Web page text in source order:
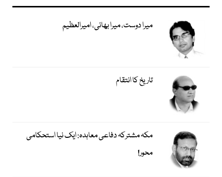
میرا دوست، میرا بھائی، امیرالعظیم
تاریخ کا انتقام
مکہ مشترکہ دفاعی معاہدہ: ایک نیا استحکامی
محور!